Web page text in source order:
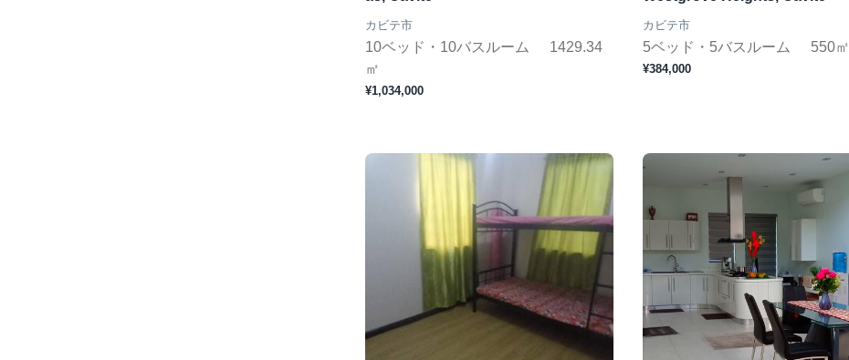
カビテ市
10ベッド・10バスルーム
1429.34
㎡
¥1,034,000
カビテ市
5ベッド・5バスルーム 550㎡
¥384,000